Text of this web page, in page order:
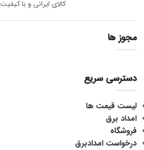
کالای ایرانی و با کیفیت
مجوز ها
دسترسی سریع
لیست قیمت ها
امداد برق
فروشگاه
درخواست امدادبرق